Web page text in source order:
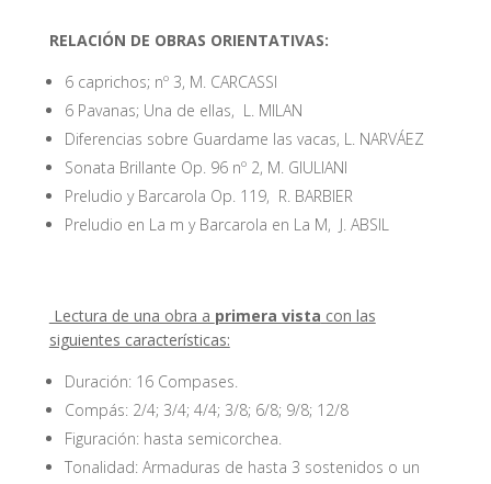
RELACIÓN DE OBRAS ORIENTATIVAS:
6 caprichos; nº 3, M. CARCASSI
6 Pavanas; Una de ellas, L. MILAN
Diferencias sobre Guardame las vacas, L. NARVÁEZ
Sonata Brillante Op. 96 nº 2, M. GIULIANI
Preludio y Barcarola Op. 119, R. BARBIER
Preludio en La m y Barcarola en La M, J. ABSIL
Lectura de una obra a primera vista con las
siguientes características:
Duración: 16 Compases.
Compás: 2/4; 3/4; 4/4; 3/8; 6/8; 9/8; 12/8
Figuración: hasta semicorchea.
Tonalidad: Armaduras de hasta 3 sostenidos o un